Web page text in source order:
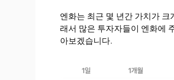
엔화는 최근 몇 년간 가치가 크
래서 많은 투자자들이 엔화에
아보겠습니다.